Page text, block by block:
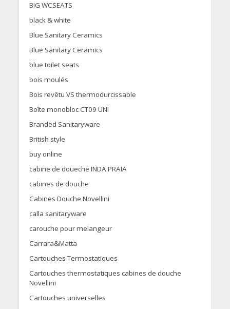
BIG WCSEATS
black & white
Blue Sanitary Ceramics
Blue Sanitary Ceramics
blue toilet seats
bois moulés
Bois revêtu VS thermodurcissable
Boîte monobloc CT09 UNI
Branded Sanitaryware
British style
buy online
cabine de doueche INDA PRAIA
cabines de douche
Cabines Douche Novellini
calla sanitaryware
carouche pour melangeur
Carrara&Matta
Cartouches Termostatiques
Cartouches thermostatiques cabines de douche
Novellini
Cartouches universelles